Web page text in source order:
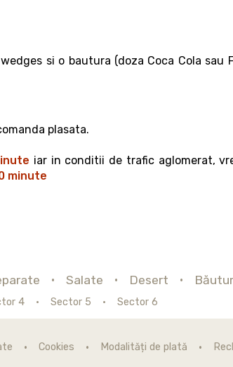
si o bautura (doza Coca Cola sau
plasata.
iar in conditii de trafic aglomerat,
minute
Salate Desert
4 Sector 5 Sector 6
Cookies Modalități de plată